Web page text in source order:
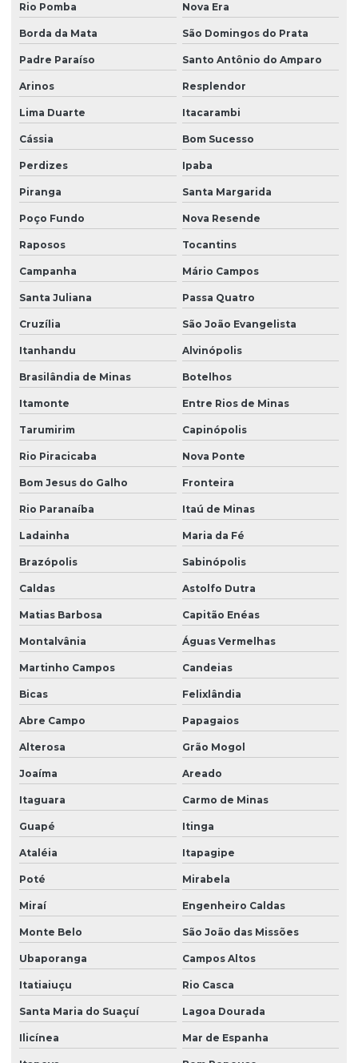
Rio Pomba Nova Era
Borda da Mata São Domingos do Prata
Padre Paraíso Santo Antônio do Amparo
Arinos Resplendor
Lima Duarte Itacarambi
Cássia Bom Sucesso
Perdizes Ipaba
Piranga Santa Margarida
Poço Fundo Nova Resende
Raposos Tocantins
Campanha Mário Campos
Santa Juliana Passa Quatro
Cruzília São João Evangelista
Itanhandu Alvinópolis
Brasilândia de Minas Botelhos
Itamonte Entre Rios de Minas
Tarumirim Capinópolis
Rio Piracicaba Nova Ponte
Bom Jesus do Galho Fronteira
Rio Paranaíba Itaú de Minas
Ladainha Maria da Fé
Brazópolis Sabinópolis
Caldas Astolfo Dutra
Matias Barbosa Capitão Enéas
Montalvânia Águas Vermelhas
Martinho Campos Candeias
Bicas Felixlândia
Abre Campo Papagaios
Alterosa Grão Mogol
Joaíma Areado
Itaguara Carmo de Minas
Guapé Itinga
Ataléia Itapagipe
Poté Mirabela
Miraí Engenheiro Caldas
Monte Belo São João das Missões
Ubaporanga Campos Altos
Itatiaiuçu Rio Casca
Santa Maria do Suaçuí Lagoa Dourada
Ilicínea Mar de Espanha